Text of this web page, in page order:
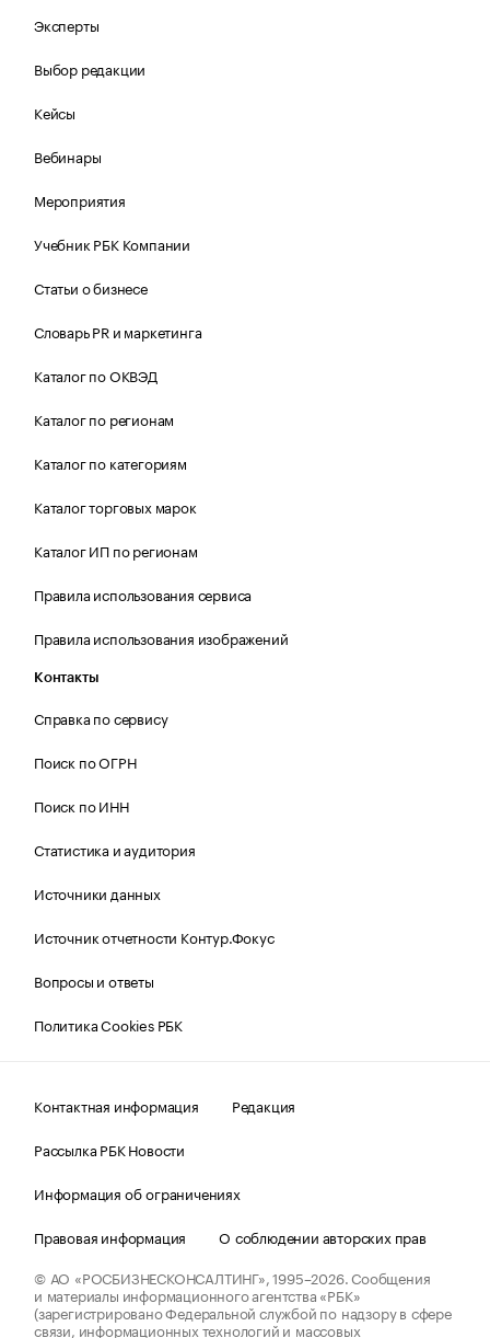
Эксперты
Выбор редакции
Кейсы
Вебинары
Мероприятия
Учебник РБК Компании
Статьи о бизнесе
Словарь PR и маркетинга
Каталог по ОКВЭД
Каталог по регионам
Каталог по категориям
Каталог торговых марок
Каталог ИП по регионам
Правила использования сервиса
Правила использования изображений
Контакты
Справка по сервису
Поиск по ОГРН
Поиск по ИНН
Статистика и аудитория
Источники данных
Источник отчетности Контур.Фокус
Вопросы и ответы
Политика Cookies РБК
Контактная информация
Редакция
Рассылка РБК Новости
Информация об ограничениях
Правовая информация
О соблюдении авторских прав
© АО «РОСБИЗНЕСКОНСАЛТИНГ»,1995–2026.Сообщения
и материалы информационного агентства «РБК»
(зарегистрировано Федеральной службой по надзору в сфере
связи, информационных технологий и массовых